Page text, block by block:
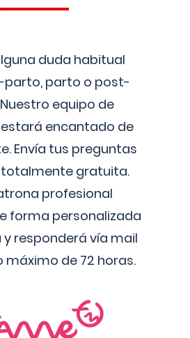
duda habitual
parto, parto o post-
equipo de
encantado de
Envía tus preguntas
gratuita.
profesional
forma personalizada
responderá vía mail
máximo de 72 horas.